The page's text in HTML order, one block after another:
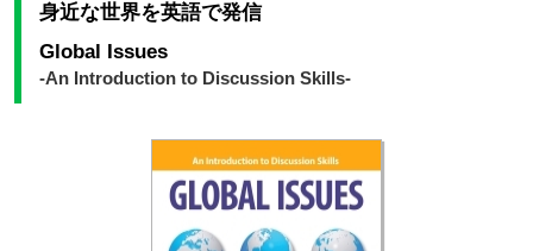
身近な世界を英語で発信
Global Issues
-An Introduction to Discussion Skills-